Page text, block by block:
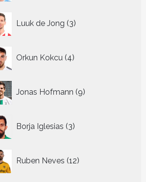
Luuk de Jong 3
producten
Orkun Kokcu 4
producten
Jonas Hofmann 9
producten
Borja Iglesias 3
producten
Ruben Neves 12
producten